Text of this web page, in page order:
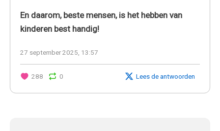
En daarom, beste mensen, is het hebben van
kinderen best handig!
27 september 2025, 13:57
288 0 Lees de antwoorden